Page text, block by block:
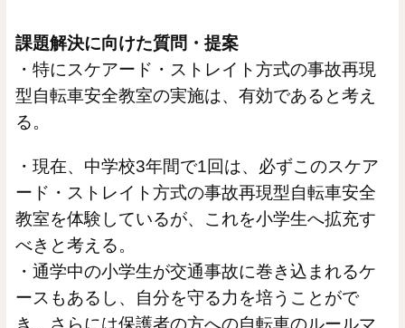
課題解決に向けた質問・提案
・特にスケアード・ストレイト方式の事故再現
型自転車安全教室の実施は、有効であると考え
る。
・現在、中学校3年間で1回は、必ずこのスケア
ード・ストレイト方式の事故再現型自転車安全
教室を体験しているが、これを小学生へ拡充す
べきと考える。
・通学中の小学生が交通事故に巻き込まれるケ
ースもあるし、自分を守る力を培うことがで